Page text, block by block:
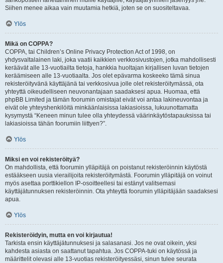
Siihen menee aikaa vain muutamia hetkiä, joten se on suositeltavaa.
Ylös
Mikä on COPPA?
COPPA, tai Children’s Online Privacy Protection Act of 1998, on
yhdysvaltalainen laki, joka vaatii kaikkien verkkosivustojen, jotka mahdollisesti
keräävät alle 13-vuotiailta tietoja, hankkia huoltajan kirjallisen luvan tietojen
keräämiseen alle 13-vuotiaalta. Jos olet epävarma koskeeko tämä sinua
rekisteröityvänä käyttäjänä tai verkkosivua jolle olet rekisteröitymässä, ota
yhteyttä oikeudelliseen neuvonantajaan saadaksesi apua. Huomaa, että
phpBB Limited ja tämän foorumin omistajat eivät voi antaa lakineuvontaa ja
eivät ole yhteyshenkilöitä minkäänlaisissa lakiasioissa, lukuunottamatta
kysymystä “Keneen minun tulee olla yhteydessä väärinkäytöstapauksissa tai
lakiasioissa tähän foorumiin liittyen?”.
Ylös
Miksi en voi rekisteröityä?
On mahdollista, että foorumin ylläpitäjä on poistanut rekisteröinnin käytöstä
estääkseen uusia vierailijoita rekisteröitymästä. Foorumin ylläpitäjä on voinut
myös asettaa porttikiellon IP-osoitteellesi tai estänyt valitsemasi
käyttäjätunnuksen rekisteröinnin. Ota yhteyttä foorumin ylläpitäjään saadaksesi
apua.
Ylös
Rekisteröidyin, mutta en voi kirjautua!
Tarkista ensin käyttäjätunnuksesi ja salasanasi. Jos ne ovat oikein, yksi
kahdesta asiasta on saattanut tapahtua. Jos COPPA-tuki on käytössä ja
määrittelit olevasi alle 13-vuotias rekisteröityessäsi, sinun tulee seurata